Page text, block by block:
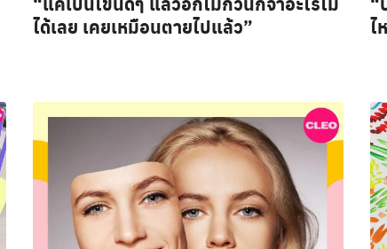
ได้เลย เคยเหมือนตายไปแล้ว”
ไ